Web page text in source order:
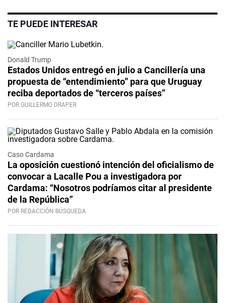
TE PUEDE INTERESAR
Donald Trump
Estados Unidos entregó en julio a Cancillería una
propuesta de “entendimiento” para que Uruguay
reciba deportados de “terceros países”
POR GUILLERMO DRAPER
Caso Cardama
La oposición cuestionó intención del oficialismo de
convocar a Lacalle Pou a investigadora por
Cardama: “Nosotros podríamos citar al presidente
de la República”
POR REDACCIÓN BÚSQUEDA